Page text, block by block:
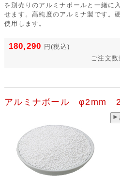
を別売りのアルミナボールと一緒に
せます。高純度のアルミナ製です。
使用します。
180,290 円(税込)
ご注文数
アルミナボール φ2mm